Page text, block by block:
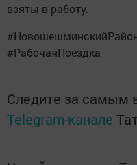
взяты в работу.
#РабочаяПоездка
Следите за самым
Telegram-канале